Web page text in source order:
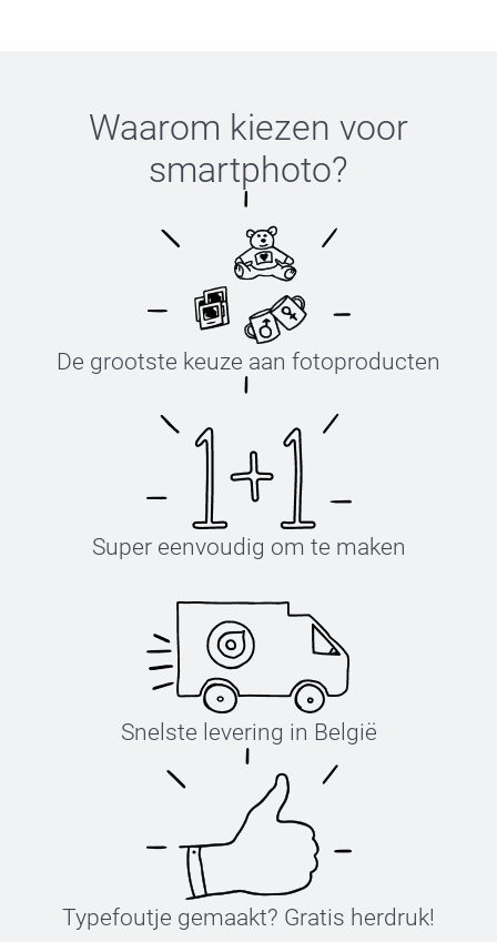
Waarom kiezen voor
smartphoto?
De grootste keuze aan fotoproducten
Super eenvoudig om te maken
Snelste levering in België
Typefoutje gemaakt? Gratis herdruk!